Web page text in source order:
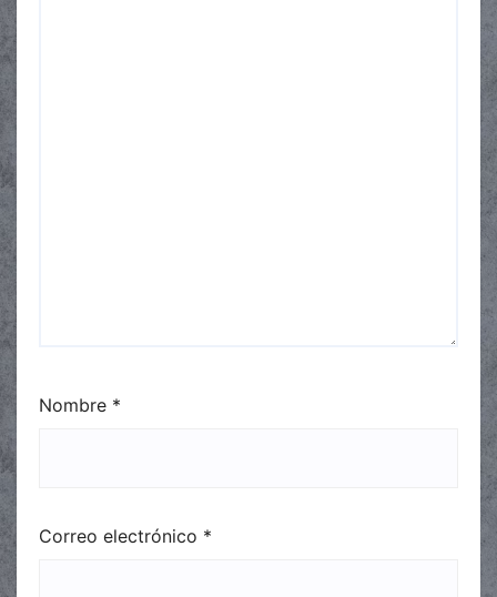
Nombre *
Correo electrónico *